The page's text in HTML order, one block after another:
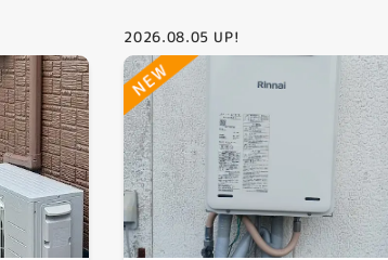
2026.08.05 UP!